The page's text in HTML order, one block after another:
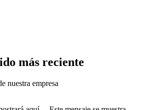
más reciente
nuestra empresa